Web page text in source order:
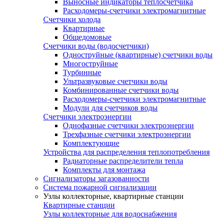
Выносные индикаторы теплосчетчика
Расходомеры-счетчики электромагнитные
Счетчики холода
Квартирные
Общедомовые
Счетчики воды (водосчетчики)
Одноструйные (квартирные) счетчики воды
Многоструйные
Турбинные
Ультразвуковые счетчики воды
Комбинированные счетчики воды
Расходомеры-счетчики электромагнитные
Модули для счетчиков воды
Счетчики электроэнергии
Однофазные счетчики электроэнергии
Трехфазные счетчики электроэнергии
Комплектующие
Устройства для распределения теплопотребления
Радиаторные распределители тепла
Комплекты для монтажа
Сигнализаторы загазованности
Система пожарной сигнализации
Узлы коллекторные, квартирные станции
Квартирные станции
Узлы коллекторные для водоснабжения